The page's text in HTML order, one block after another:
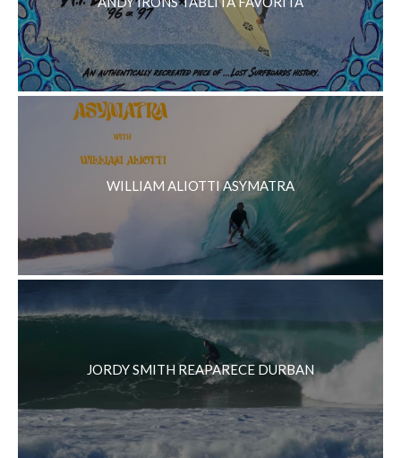
WILLIAM ALIOTTI ASYMATRA
JORDY SMITH REAPARECE DURBAN